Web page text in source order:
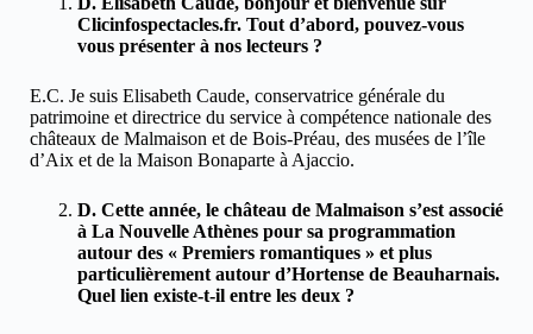
Clicinfospectacles.fr. Tout d’abord, pouvez-vous
vous présenter à nos lecteurs ?
E.C. Je suis Elisabeth Caude, conservatrice générale du
patrimoine et directrice du service à compétence nationale des
châteaux de Malmaison et de Bois-Préau, des musées de l’île
d’Aix et de la Maison Bonaparte à Ajaccio.
D. Cette année, le château de Malmaison s’est associé
à La Nouvelle Athènes pour sa programmation
autour des « Premiers romantiques » et plus
particulièrement autour d’Hortense de Beauharnais.
Quel lien existe-t-il entre les deux ?